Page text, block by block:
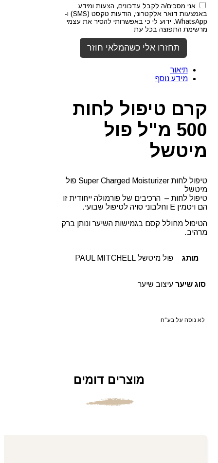
אני מסכים/ה לקבל עדכונים, הצעות ומידע
באמצעות דואר אלקטרוני, הודעות טקסט (SMS) ו-
WhatsApp. ידוע לי כי באפשרותי להסיר את עצמי
מרשימת התפוצה בכל עת
תיאור
מידע נוסף
קרם טיפול לחות
500 מ"ל פול
מיטשל
טיפול לחות Super Charged Moisturizer פול
מיטשל
טיפול לחות – הרכיבים של פורמולה ייחודית זו
הם ויטמין E וחלבוני סויה לטיפול שבועי.
הטיפול מחולל קסם בגמישות השיער ונותן ברק
מרהיב.
מותג פול מיטשל PAUL MITCHELL
סוג שיער עיצוב שיער
לא נוסה על בע"ח
מוצרים דומים